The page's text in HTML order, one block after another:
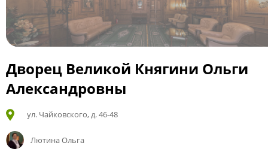
Дворец Великой Княгини Ольги
Александровны
ул. Чайковского, д. 46-48
Лютина Ольга